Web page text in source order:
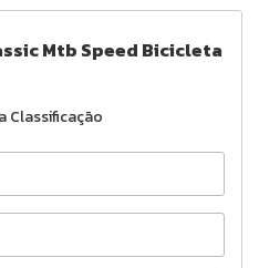
Mtb Speed Bicicleta
Classificação